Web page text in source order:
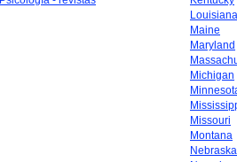
Louisiana
Maine
Maryland
Michigan
Missouri
Montana
Nebraska